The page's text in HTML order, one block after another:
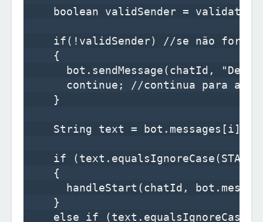
boolean validSender =
if(!validSender) //se não for
    {
bot.sendMessage(chatId,
continue; //continua para a
    }
String text =
if
    {
handleStart(chatId,
    }
else if